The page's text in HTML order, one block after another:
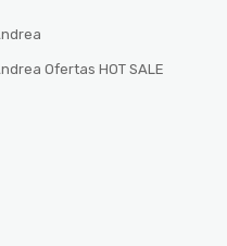
Ofertas HOT SALE